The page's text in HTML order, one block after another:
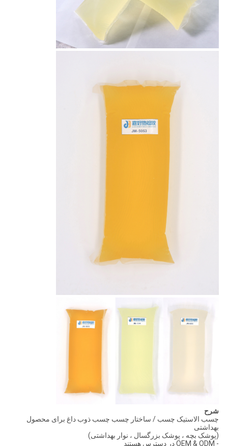
شرح
چسب الاستیک چسب / ساختار چسب چسب ذوب داغ برای محصول
بهداشتی
(پوشک بچه ، پوشک بزرگسال ، نوار بهداشتی)
- OEM & ODM در دسترس هستند